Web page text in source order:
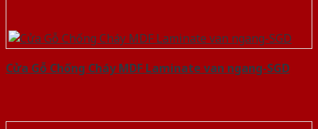
Cửa Gỗ Chống Cháy MDF Laminate van ngang-SGD